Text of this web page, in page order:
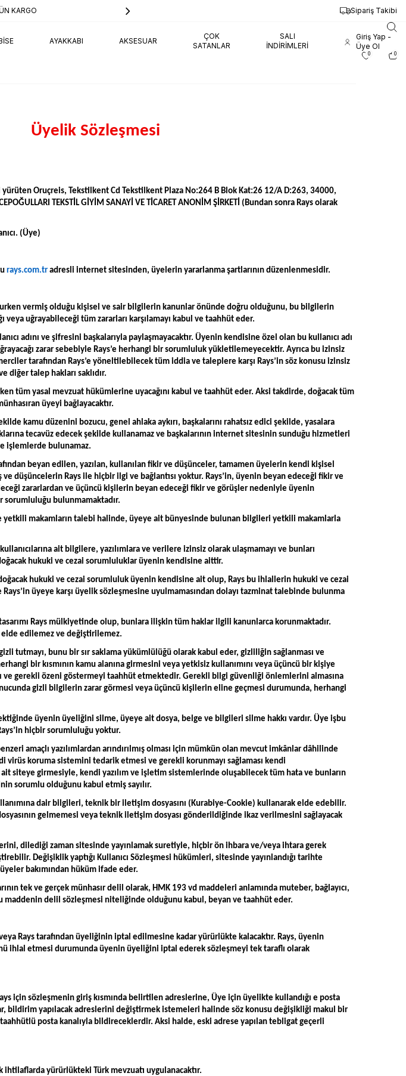
KARGO Sipariş Takibi
AYAKKABI AKSESUAR
ÇOK
SATANLAR
SALI
İNDIRIMLERI
Giriş Yap -
Üye Ol
0 0
Üyelik Sözleşmesi
Oruçreis, Tekstilkent Cd Tekstilkent Plaza No:264 B Blok Kat:26 12/A D:263, 34000,
TEKSTİL GİYİM SANAYİ VE TİCARET ANONİM ŞİRKETİ (Bundan sonra Rays olarak
(Üye)
rays.com.tradresli internet sitesinden, üyelerin yararlanma şartlarının düzenlenmesidir.
vermiş olduğu kişisel ve sair bilgilerin kanunlar önünde doğru olduğunu, bu bilgilerin
veya uğrayabileceği tüm zararları karşılamayı kabul ve taahhüt eder.
adını ve şifresini başkalarıyla paylaşmayacaktır. Üyenin kendisine özel olan bu kullanıcı adı
zarar sebebiyle Rays’e herhangi bir sorumluluk yükletilemeyecektir. Ayrıca bu izinsiz
tarafından Rays’e yöneltilebilecek tüm iddia ve taleplere karşı Rays’in söz konusu izinsiz
diğer talep hakları saklıdır.
tüm yasal mevzuat hükümlerine uyacağını kabul ve taahhüt eder. Aksi takdirde, doğacak tüm
üyeyi bağlayacaktır.
kamu düzenini bozucu, genel ahlaka aykırı, başkalarını rahatsız edici şekilde, yasalara
tecavüz edecek şekilde kullanamaz ve başkalarının internet sitesinin sunduğu hizmetleri
işlemlerde bulunamaz.
beyan edilen, yazılan, kullanılan fikir ve düşünceler, tamamen üyelerin kendi kişisel
düşüncelerin Rays ile hiçbir ilgi ve bağlantısı yoktur. Rays’in, üyenin beyan edeceği fikir ve
zararlardan ve üçüncü kişilerin beyan edeceği fikir ve görüşler nedeniyle üyenin
sorumluluğu bulunmamaktadır.
yetkili makamların talebi halinde, üyeye ait bünyesinde bulunan bilgileri yetkili makamlarla
ait bilgilere, yazılımlara ve verilere izinsiz olarak ulaşmamayı ve bunları
hukuki ve cezai sorumluluklar üyenin kendisine aittir.
hukuki ve cezai sorumluluk üyenin kendisine ait olup, Rays bu ihlallerin hukuki ve cezai
üyeye karşı üyelik sözleşmesine uyulmamasından dolayı tazminat talebinde bulunma
Rays mülkiyetinde olup, bunlara ilişkin tüm haklar ilgili kanunlarca korunmaktadır.
elde edilemez ve değiştirilemez.
tutmayı, bunu bir sır saklama yükümlülüğü olarak kabul eder, gizliliğin sağlanması ve
bir kısmının kamu alanına girmesini veya yetkisiz kullanımını veya üçüncü bir kişiye
ve gerekli özeni göstermeyi taahhüt etmektedir. Gerekli bilgi güvenliği önlemlerini almasına
gizli bilgilerin zarar görmesi veya üçüncü kişilerin eline geçmesi durumunda, herhangi
üyenin üyeliğini silme, üyeye ait dosya, belge ve bilgileri silme hakkı vardır. Üye işbu
hiçbir sorumluluğu yoktur.
amaçlı yazılımlardan arındırılmış olması için mümkün olan mevcut imkânlar dâhilinde
virüs koruma sistemini tedarik etmesi ve gerekli korunmayı sağlaması kendi
siteye girmesiyle, kendi yazılım ve işletim sistemlerinde oluşabilecek tüm hata ve bunların
sorumlu olduğunu kabul etmiş sayılır.
dair bilgileri, teknik bir iletişim dosyasını (Kurabiye-Cookie) kullanarak elde edebilir.
gelmemesi veya teknik iletişim dosyası gönderildiğinde ikaz verilmesini sağlayacak
dilediği zaman sitesinde yayınlamak suretiyle, hiçbir ön ihbara ve/veya ihtara gerek
Değişiklik yaptığı Kullanıcı Sözleşmesi hükümleri, sitesinde yayınlandığı tarihte
bakımından hüküm ifade eder.
tek ve gerçek münhasır delil olarak, HMK 193 vd maddeleri anlamında muteber, bağlayıcı,
maddenin delil sözleşmesi niteliğinde olduğunu kabul, beyan ve taahhüt eder.
Rays tarafından üyeliğinin iptal edilmesine kadar yürürlükte kalacaktır. Rays, üyenin
ihlal etmesi durumunda üyenin üyeliğini iptal ederek sözleşmeyi tek taraflı olarak
için sözleşmenin giriş kısmında belirtilen adreslerine, Üye için üyelikte kullandığı e posta
bildirim yapılacak adreslerini değiştirmek istemeleri halinde söz konusu değişikliği makul bir
posta kanalıyla bildireceklerdir. Aksi halde, eski adrese yapılan tebligat geçerli
yürürlükteki Türk mevzuatı uygulanacaktır.